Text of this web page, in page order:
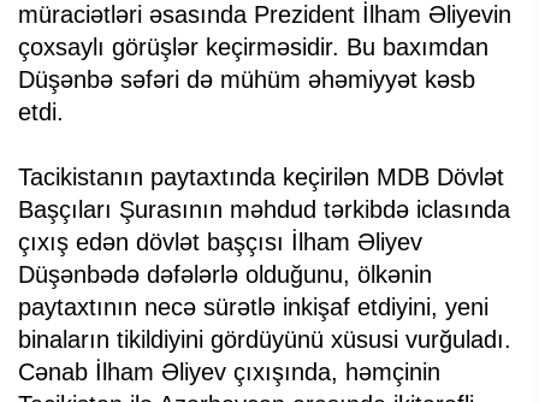
müraciətləri əsasında Prezident İlham Əliyevin
çoxsaylı görüşlər keçirməsidir. Bu baxımdan
Düşənbə səfəri də mühüm əhəmiyyət kəsb
etdi.
Tacikistanın paytaxtında keçirilən MDB Dövlət
Başçıları Şurasının məhdud tərkibdə iclasında
çıxış edən dövlət başçısı İlham Əliyev
Düşənbədə dəfələrlə olduğunu, ölkənin
paytaxtının necə sürətlə inkişaf etdiyini, yeni
binaların tikildiyini gördüyünü xüsusi vurğuladı.
Cənab İlham Əliyev çıxışında, həmçinin